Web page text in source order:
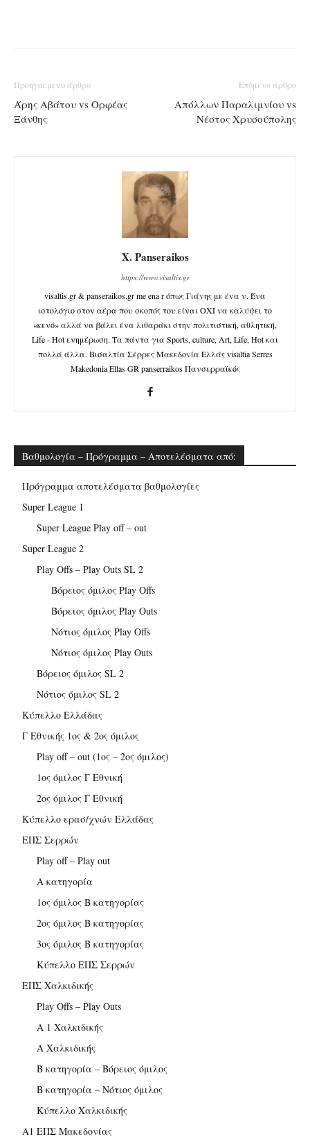
Προηγούμενο άρθρο
Άρης Αβάτου vs Ορφέας
Ξάνθης
Επόμενο άρθρο
Απόλλων Παραλιμνίου vs
Νέστος Χρυσούπολης
X. Panseraikos
https://www.visaltis.gr
visaltis.gr & panseraikos.gr me ena r όπως Γιάνης με ένα ν. Ένα
ιστολόγιο στον αέρα που σκοπός του είναι ΟΧΙ να καλύψει το
«κενό» αλλά να βάλει ένα λιθαράκι στην πολιτιστική, αθλητική,
Life - Hot ενημέρωση. Τα πάντα για Sports, culture, Art, Life, Hot και
πολλά άλλα. Βισαλτία Σέρρες Μακεδονία Ελλάς visaltia Serres
Makedonia Ellas GR panserraikos Πανσερραϊκός
Βαθμολογία – Πρόγραμμα – Αποτελέσματα από:
Πρόγραμμα αποτελέσματα βαθμολογίες
Super League 1
Super League Play off – out
Super League 2
Play Offs – Play Outs SL 2
Βόρειος όμιλος Play Offs
Βόρειος όμιλος Play Outs
Νότιος όμιλος Play Offs
Νότιος όμιλος Play Outs
Βόρειος όμιλος SL 2
Νότιος όμιλος SL 2
Κύπελλο Ελλάδας
Γ Εθνικής 1ος & 2ος όμιλος
Play off – out (1ος – 2ος όμιλος)
1ος όμιλος Γ Εθνική
2ος όμιλος Γ Εθνική
Κύπελλο ερασ/χνών Ελλάδας
ΕΠΣ Σερρών
Play off – Play out
Α κατηγορία
1ος όμιλος Β κατηγορίας
2ος όμιλος Β κατηγορίας
3ος όμιλος Β κατηγορίας
Κύπελλο ΕΠΣ Σερρών
ΕΠΣ Χαλκιδικής
Play Offs – Play Outs
Α 1 Χαλκιδικής
Α Χαλκιδικής
Β κατηγορία – Βόρειος όμιλος
Β κατηγορία – Νότιος όμιλος
Κύπελλο Χαλκιδικής
Α1 ΕΠΣ Μακεδονίας